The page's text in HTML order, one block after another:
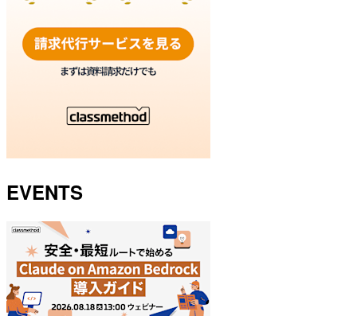
EVENTS